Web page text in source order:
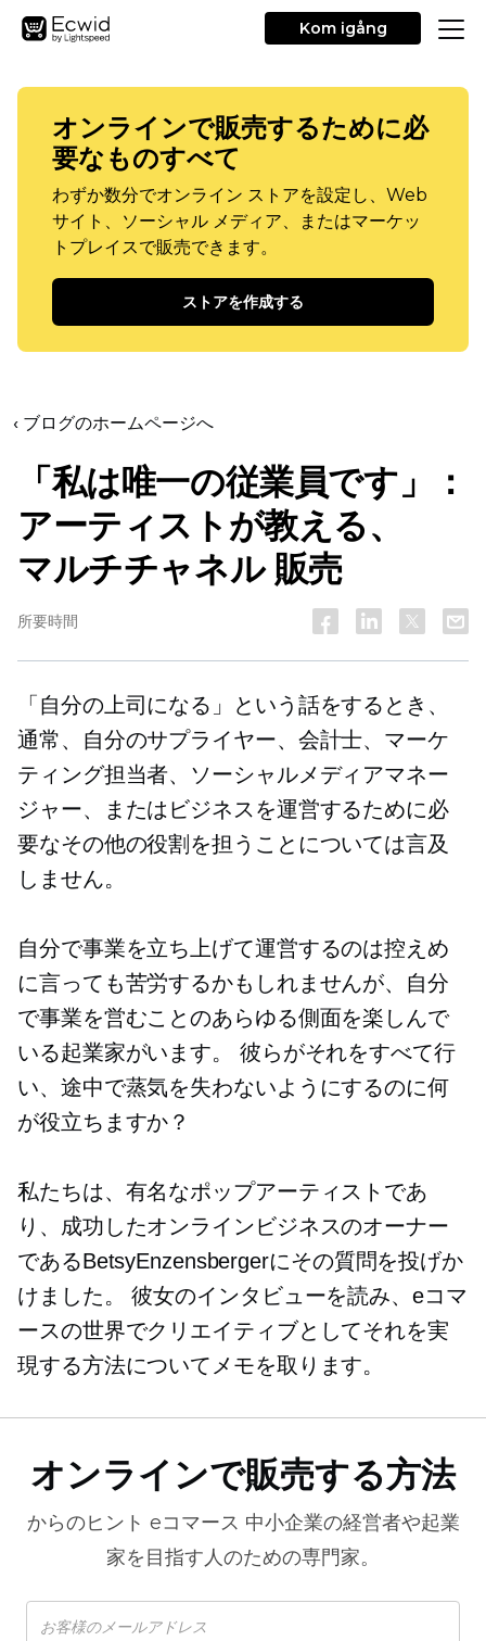
Kom igång
オンラインで販売するために必
要なものすべて
わずか数分でオンライン ストアを設定し、Web
サイト、ソーシャル メディア、またはマーケッ
トプレイスで販売できます。
ストアを作成する
‹ ブログのホームページへ
「私は唯一の従業員です」：
アーティストが教える、
マルチチャネル販売
所要時間
「自分の上司になる」という話をするとき、
通常、自分のサプライヤー、会計士、マーケ
ティング担当者、ソーシャルメディアマネー
ジャー、またはビジネスを運営するために必
要なその他の役割を担うことについては言及
しません。
自分で事業を立ち上げて運営するのは控えめ
に言っても苦労するかもしれませんが、自分
で事業を営むことのあらゆる側面を楽しんで
いる起業家がいます。 彼らがそれをすべて行
い、途中で蒸気を失わないようにするのに何
が役立ちますか？
私たちは、有名なポップアーティストであ
り、成功したオンラインビジネスのオーナー
であるBetsyEnzensbergerにその質問を投げか
けました。 彼女のインタビューを読み、eコマ
ースの世界でクリエイティブとしてそれを実
現する方法についてメモを取ります。
オンラインで販売する方法
からのヒント eコマース 中小企業の経営者や起業
家を目指す人のための専門家。